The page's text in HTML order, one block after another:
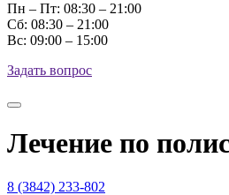
Пн – Пт: 08:30 – 21:00
Cб: 08:30 – 21:00
Вс: 09:00 – 15:00
Задать вопрос
Лечение по
8 (3842) 233-802